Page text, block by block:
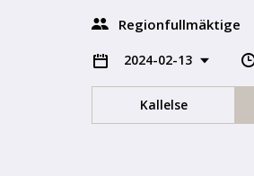
Regionfullmäktige
2024-02-13
Kallelse